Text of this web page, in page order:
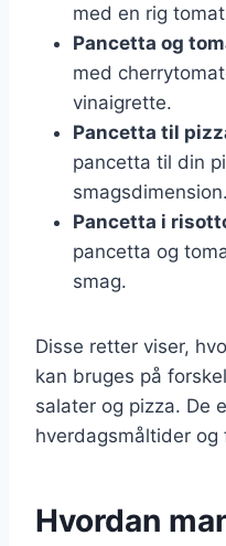
med en rig
Pancetta og
med
vinaigrette.
Pancetta til
pancetta til din
smagsdimension.
Pancetta i
pancetta og
smag.
Disse retter viser,
kan bruges på
salater og pizza. De
hverdagsmåltider og
Hvordan